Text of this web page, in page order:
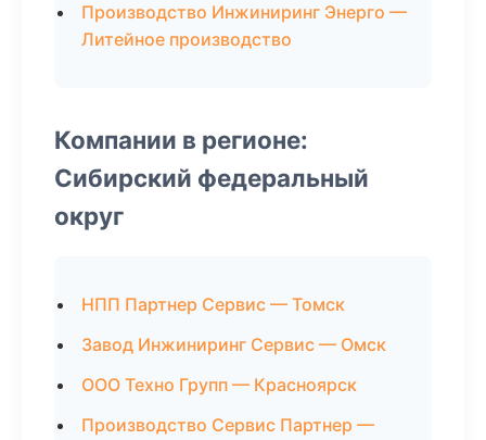
Производство Инжиниринг Энерго —
Литейное производство
Компании в регионе:
Сибирский федеральный
округ
НПП Партнер Сервис — Томск
Завод Инжиниринг Сервис — Омск
ООО Техно Групп — Красноярск
Производство Сервис Партнер —